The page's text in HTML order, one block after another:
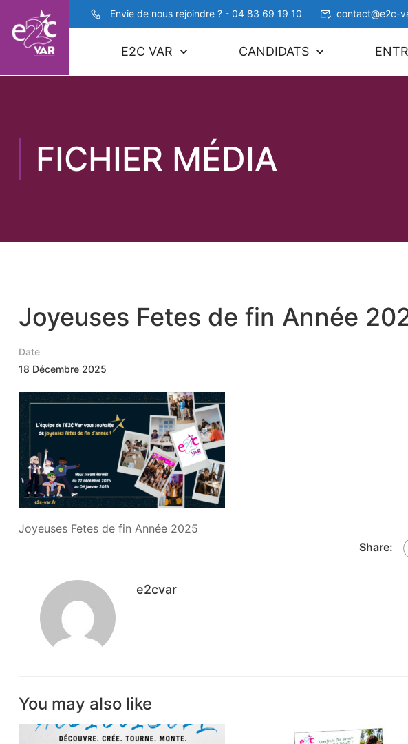
Envie de nous rejoindre ? - 04 83 69 19 10 contact@e2c-
E2C VAR CANDIDATS
FICHIER MÉDIA
Joyeuses Fetes de fin Année
Date
18 Décembre 2025
Joyeuses Fetes de fin Année 2025
Share:
e2cvar
You may also like